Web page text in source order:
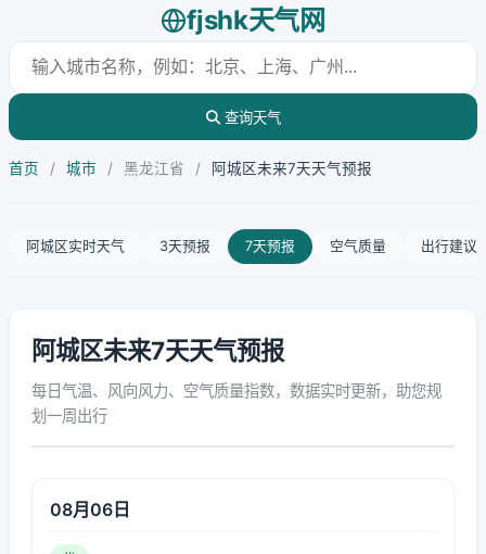
fjshk天气网
查询天气
首页 / 城市 / 黑龙江省 / 阿城区未来7天天气预报
阿城区实时天气 3天预报 7天预报 空气质量 出行建议
阿城区未来7天天气预报
每日气温、风向风力、空气质量指数，数据实时更新，助您规
划一周出行
08月06日